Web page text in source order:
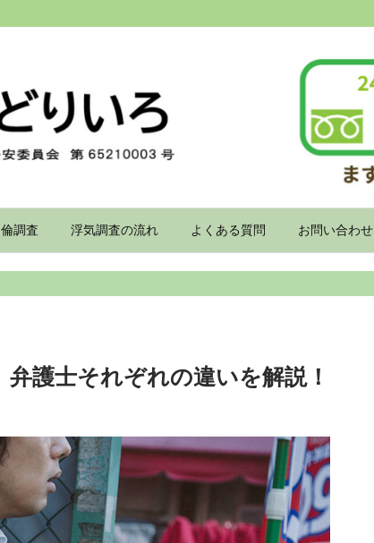
調査 浮気調査の流れ よくある質問 お問い合わせ
護士それぞれの違いを解説！